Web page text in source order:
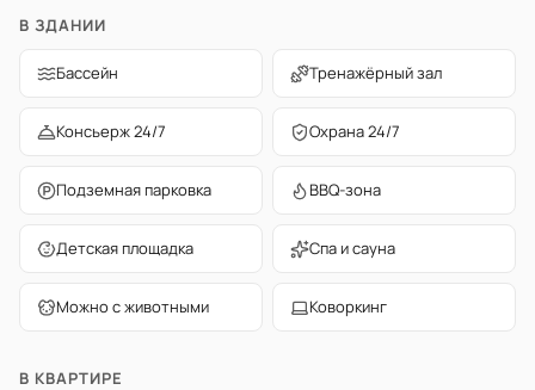
В ЗДАНИИ
Бассейн Тренажёрный зал
Консьерж 24/7 Охрана 24/7
Подземная парковка BBQ-зона
Детская площадка Спа и сауна
Можно с животными Коворкинг
В КВАРТИРЕ